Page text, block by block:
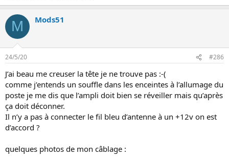
M Mods51
24/5/20 #286
J’ai beau me creuser la tête je ne trouve pas :-(
comme j’entends un souffle dans les enceintes à l’allumage du
poste je me dis que l’ampli doit bien se réveiller mais qu’après
ça doit déconner.
Il n’y a pas à connecter le fil bleu d’antenne à un +12v on est
d’accord ?
quelques photos de mon câblage :